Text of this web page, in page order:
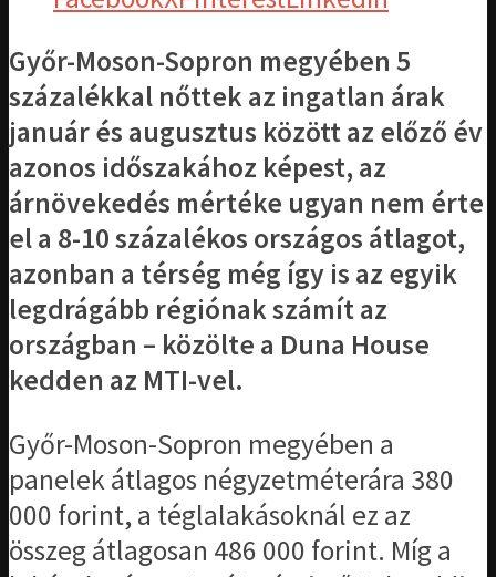
Győr-Moson-Sopron megyében 5
százalékkal nőttek az ingatlan árak
január és augusztus között az előző év
azonos időszakához képest, az
árnövekedés mértéke ugyan nem érte
el a 8-10 százalékos országos átlagot,
azonban a térség még így is az egyik
legdrágább régiónak számít az
országban – közölte a Duna House
kedden az MTI-vel.
Győr-Moson-Sopron megyében a
panelek átlagos négyzetméterára 380
000 forint, a téglalakásoknál ez az
összeg átlagosan 486 000 forint. Míg a